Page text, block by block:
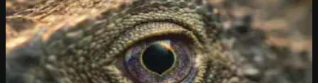
Hun ogen zijn tetrachromatisch en registreren licht tot in ultraviolet.
Kleurnuances en patronen waar wij blind voor zijn. Een effen blad
papier ziet een leguaan als een oppervlak vol detail.
iGuana iDM volgt dezelfde logica. OCR, handschriftherkenning en